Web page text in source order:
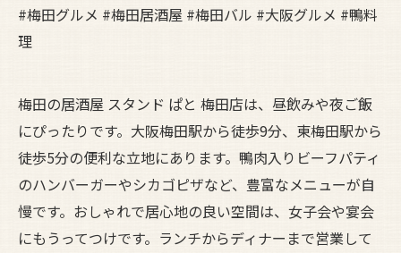
#梅田グルメ #梅田居酒屋 #梅田バル #大阪グルメ #鴨料
理
梅田の居酒屋 スタンド ぱと 梅田店は、昼飲みや夜ご飯
にぴったりです。大阪梅田駅から徒歩9分、東梅田駅から
徒歩5分の便利な立地にあります。鴨肉入りビーフパティ
のハンバーガーやシカゴピザなど、豊富なメニューが自
慢です。おしゃれで居心地の良い空間は、女子会や宴会
にもうってつけです。ランチからディナーまで営業して